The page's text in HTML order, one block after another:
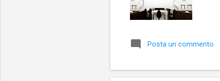
Posta un commento